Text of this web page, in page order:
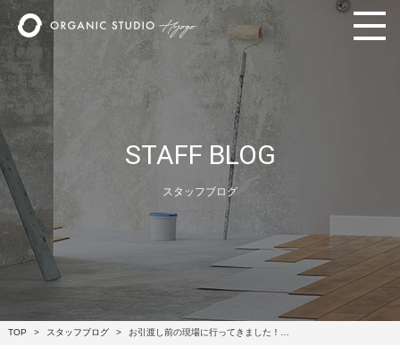
STAFF BLOG
スタッフブログ
TOP スタッフブログ お引渡し前の現場に行ってきました！…